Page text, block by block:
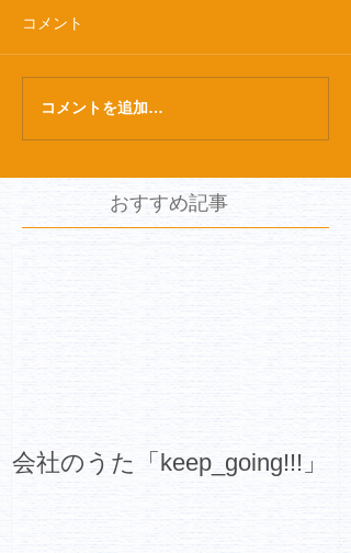
コメント
コメントを追加…
おすすめ記事
会社のうた「keep_going!!!」